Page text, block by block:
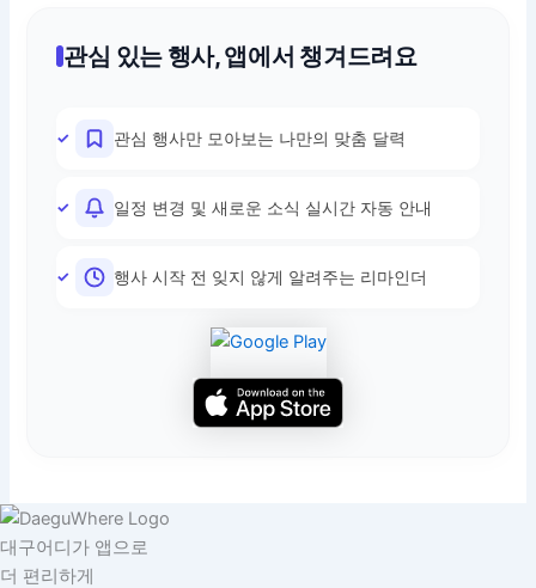
관심 있는 행사, 앱에서 챙겨드려요
관심 행사만 모아보는 나만의 맞춤 달력
일정 변경 및 새로운 소식 실시간 자동 안내
행사 시작 전 잊지 않게 알려주는 리마인더
대구어디가 앱으로
더 편리하게